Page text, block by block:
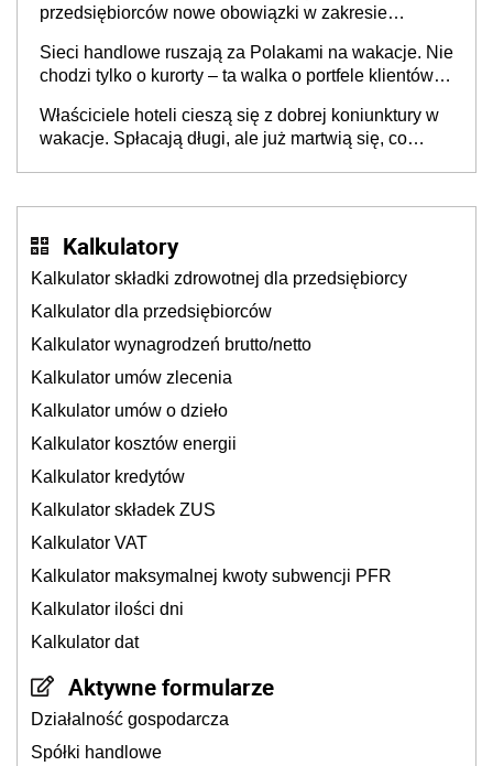
przedsiębiorców nowe obowiązki w zakresie
Sieci handlowe ruszają za Polakami na wakacje. Nie
chodzi tylko o kurorty – ta walka o portfele klientów
cichu
Właściciele hoteli cieszą się z dobrej koniunktury w
wakacje. Spłacają długi, ale już martwią się, co
Kalkulatory
Kalkulator składki zdrowotnej dla przedsiębiorcy
Kalkulator dla przedsiębiorców
Kalkulator wynagrodzeń brutto/netto
Kalkulator umów zlecenia
Kalkulator umów o dzieło
Kalkulator kosztów energii
Kalkulator kredytów
Kalkulator składek ZUS
Kalkulator VAT
Kalkulator maksymalnej kwoty subwencji PFR
Kalkulator ilości dni
Kalkulator dat
Aktywne formularze
Działalność gospodarcza
Spółki handlowe